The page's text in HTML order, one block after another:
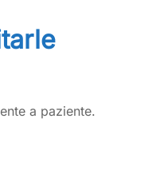
a paziente.